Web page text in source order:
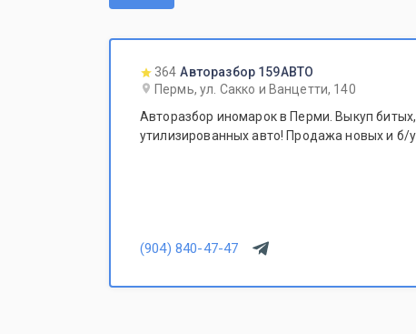
364 Авторазбор 159АВТО
Пермь, ул. Сакко и Ванцетти, 140
Авторазбор иномарок в Перми. Выкуп
утилизированных авто! Продажа новых и б/у
(904) 840-47-47